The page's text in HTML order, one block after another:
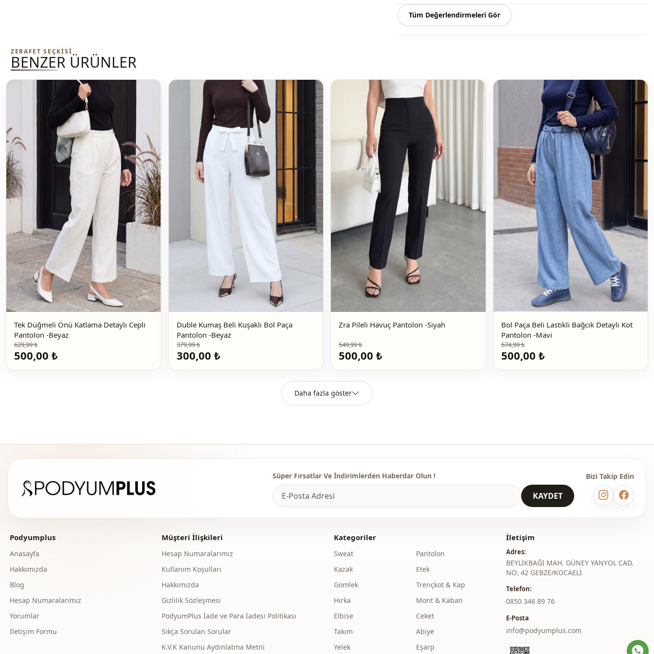
Kategori̇ Pantolon
Sti̇l Spor
Kapama şekli̇
Bel Beli lastikli
Kullanim Günlük
Kullanim Seyahat
Tüm Değerlendirmeleri Gör
ZERAFET SEÇKISI
BENZER ÜRÜNLER
Tek Düğmeli Önü Katlama Detaylı Cepli
Pantolon -Beyaz
629,99 ₺
500,00 ₺
Duble Kumaş Beli Kuşaklı Bol Paça
Pantolon -Beyaz
379,99 ₺
300,00 ₺
Zra Pileli Havuç Pantolon -Siyah
549,99 ₺
500,00 ₺
Bol Paça Beli Lastikli Bağcık Detaylı Kot
Pantolon -Mavi
674,99 ₺
500,00 ₺
Daha fazla göster
Süper Fırsatlar Ve İndirimlerden Haberdar Olun !
KAYDET
Bizi Takip Edin
Podyumplus
Anasayfa
Hakkımızda
Blog
Hesap Numaralarımız
Yorumlar
İletişim Formu
Müşteri İlişkileri
Hesap Numaralarımız
Kullanım Koşulları
Hakkımızda
Gizlilik Sözleşmesi
PodyumPlus İade ve Para İadesi Politikası
Sıkça Sorulan Sorular
K.V.K Kanunu Aydınlatma Metni
Kategoriler
Sweat
Kazak
Gömlek
Hırka
Elbise
Takım
Yelek
Pantolon
Etek
Trençkot & Kap
Mont & Kaban
Ceket
Abiye
Eşarp
İletişim
Adres:
BEYLİKBAĞI MAH. GÜNEY YANYOL CAD.
NO: 42 GEBZE/KOCAELİ
Telefon:
‎0850 346 89 76
E-Posta
info@podyumplus.com